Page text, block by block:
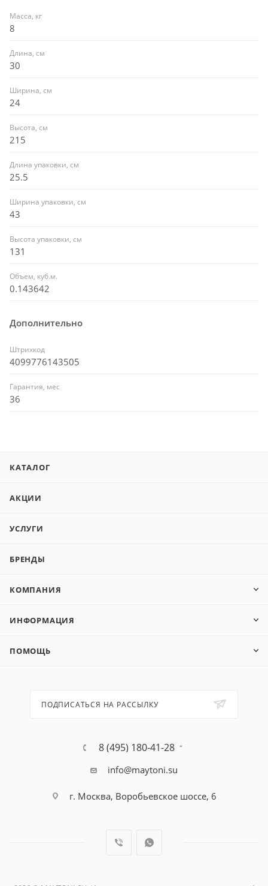
Масса, кг
8
Длина, см
30
Ширина, см
24
Высота, см
215
Длина упаковки, см
25.5
Ширина упаковки, см
43
Высота упаковки, см
131
Объем, куб.м.
0.143642
Дополнительно
Штрихкод
4099776143505
Гарантия, мес
36
КАТАЛОГ
АКЦИИ
УСЛУГИ
БРЕНДЫ
КОМПАНИЯ
ИНФОРМАЦИЯ
ПОМОЩЬ
ПОДПИСАТЬСЯ НА РАССЫЛКУ
8 (495) 180-41-28
info@maytoni.su
г. Москва, Воробьевское шоссе, 6